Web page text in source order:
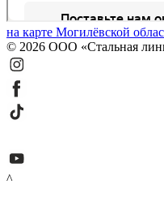
на карте Могилёвской
© 2026 ООО «Стальная
^